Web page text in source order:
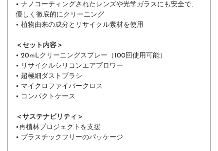
• ナノコーティングされたレンズや光学ガラスにも安全で、
優しく徹底的にクリーニング
• 植物由来の成分とリサイクル素材を使用
＜セット内容＞
• 20mLクリーニングスプレー（100回使用可能）
• リサイクルシリコンエアブロワー
• 超極細ダストブラシ
• マイクロファイバークロス
• コンパクトケース
＜サステナビリティ ＞
•再植林プロジェクトを支援
• プラスチックフリーのパッケージ